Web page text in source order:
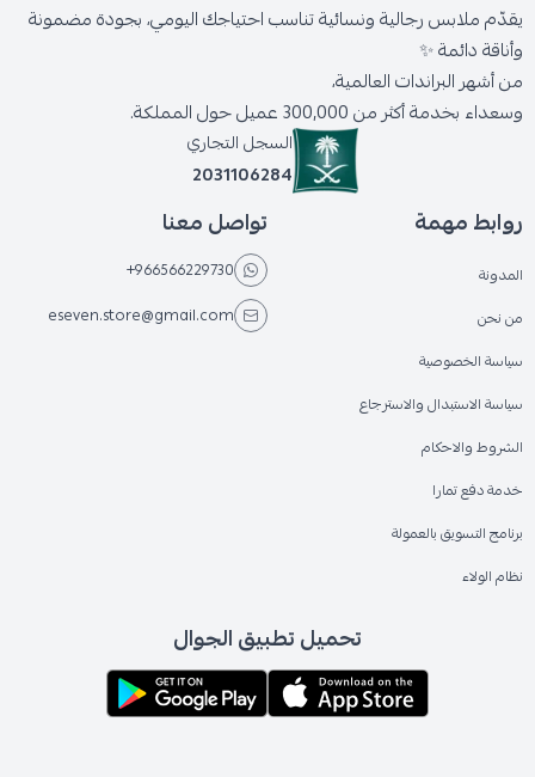
يقدّم ملابس رجالية ونسائية تناسب احتياجك اليومي، بجودة مضمونة
وأناقة دائمة ✨
من أشهر البراندات العالمية،
وسعداء بخدمة أكثر من 300,000 عميل حول المملكة.
السجل التجاري
2031106284
روابط مهمة
المدونة
من نحن
سياسة الخصوصية
سياسة الاستبدال والاسترجاع
الشروط والاحكام
خدمة دفع تمارا
برنامج التسويق بالعمولة
نظام الولاء
تواصل معنا
+966566229730
eseven.store@gmail.com
تحميل تطبيق الجوال